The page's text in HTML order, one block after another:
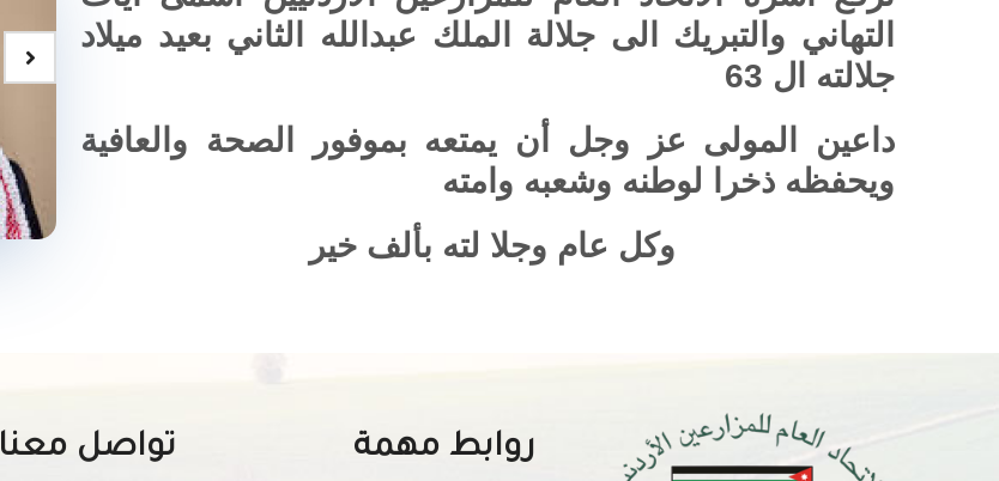
التهاني والتبريك الى جلالة الملك عبدالله الثاني بعيد ميلاد
جلالته ال 63
داعين المولى عز وجل أن يمتعه بموفور الصحة والعافية
ويحفظه ذخرا لوطنه وشعبه وامته
وكل عام وجلا لته بألف خير
روابط مهمة تواصل معنا